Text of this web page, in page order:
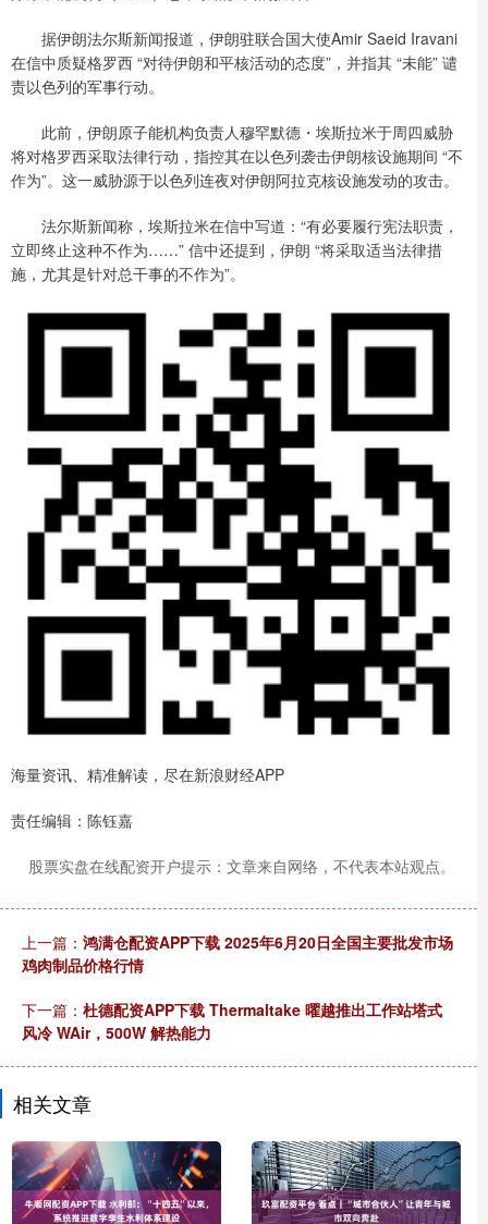
据伊朗法尔斯新闻报道，伊朗驻联合国大使Amir Saeid Iravani
在信中质疑格罗西 “对待伊朗和平核活动的态度”，并指其 “未能” 谴
责以色列的军事行动。
此前，伊朗原子能机构负责人穆罕默德・埃斯拉米于周四威胁
将对格罗西采取法律行动，指控其在以色列袭击伊朗核设施期间 “不
作为”。这一威胁源于以色列连夜对伊朗阿拉克核设施发动的攻击。
法尔斯新闻称，埃斯拉米在信中写道：“有必要履行宪法职责，
立即终止这种不作为……” 信中还提到，伊朗 “将采取适当法律措
施，尤其是针对总干事的不作为”。
海量资讯、精准解读，尽在新浪财经APP
责任编辑：陈钰嘉
股票实盘在线配资开户提示：文章来自网络，不代表本站观点。
上一篇： 鸿满仓配资APP下载 2025年6月20日全国主要批发市场
鸡肉制品价格行情
下一篇： 杜德配资APP下载 Thermaltake 曜越推出工作站塔式
风冷 WAir，500W 解热能力
相关文章